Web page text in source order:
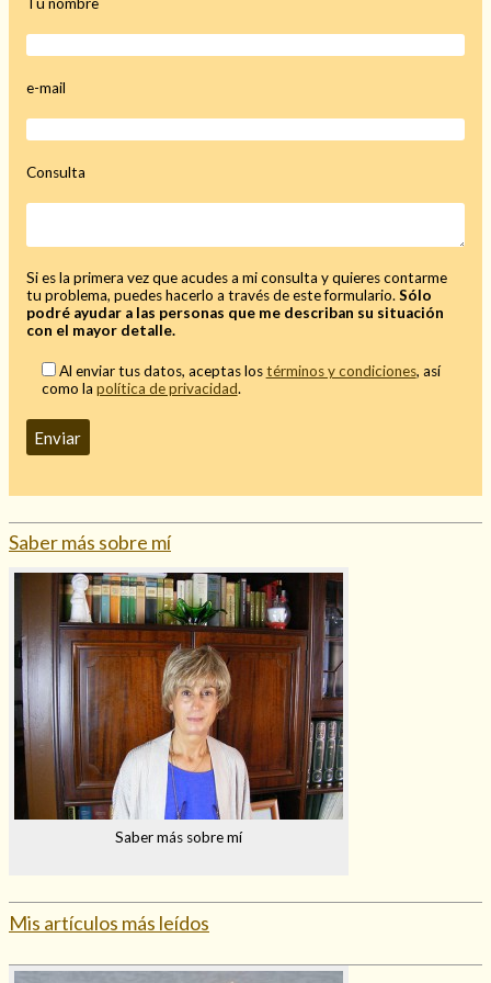
Amarres(145)
Cartomancia(117)
Cómo recuperar a mi ex(190)
Endulzamiento (112)
Infidelidad(104)
Rituales(72)
Tarot online
Mi rincón
Mis libros favoritos
Mi Blog
¿Qué es el tarot?
e-mail
Consulta
Si es la primera vez que acudes a mi consulta y quieres contarme
tu problema, puedes hacerlo a través de este formulario.Sólo
podré ayudar a las personas que me describan su situación
con el mayor detalle.
Al enviar tus datos, aceptas lostérminos y condiciones, así
como la política de privacidad.
Saber más sobre mí
Saber más sobre mí
Mis artículos más leídos